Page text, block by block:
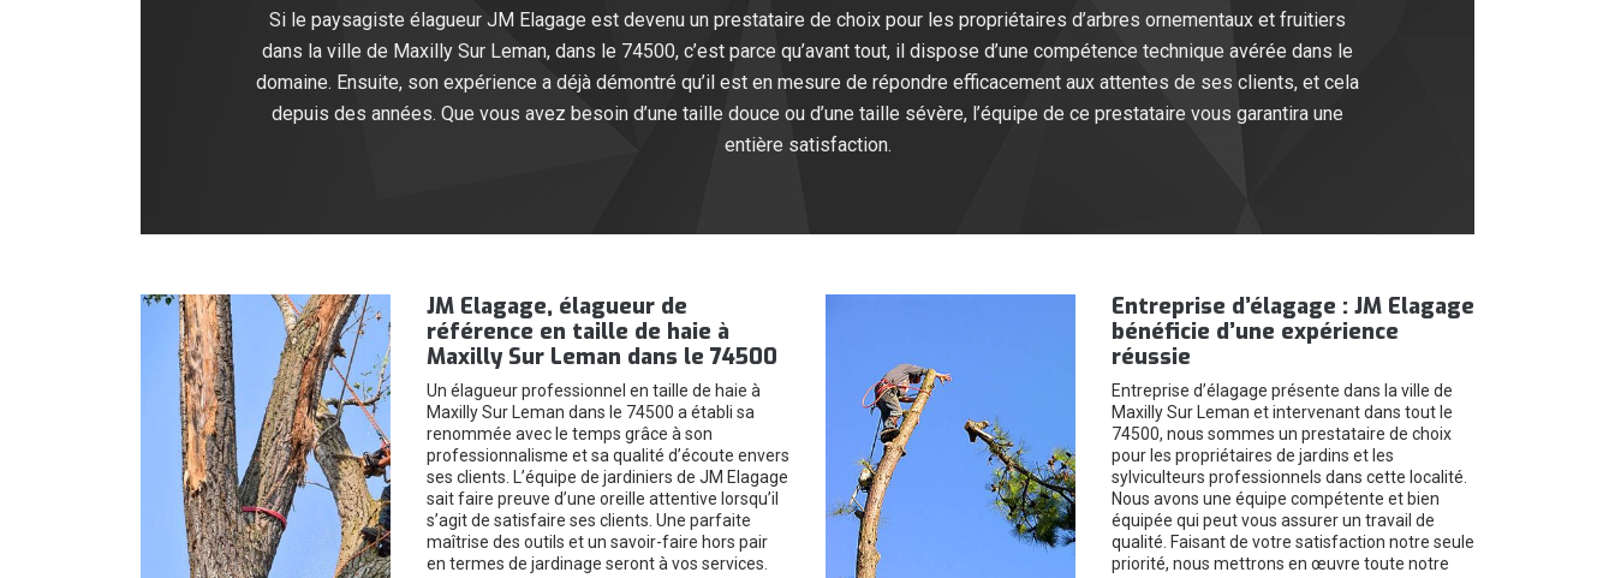
Si le paysagiste élagueur JM Elagage est devenu un prestataire de choix pour les propriétaires d’arbres ornementaux et fruitiers
dans la ville de Maxilly Sur Leman, dans le 74500, c’est parce qu’avant tout, il dispose d’une compétence technique avérée dans le
domaine. Ensuite, son expérience a déjà démontré qu’il est en mesure de répondre efficacement aux attentes de ses clients, et cela
depuis des années. Que vous avez besoin d’une taille douce ou d’une taille sévère, l’équipe de ce prestataire vous garantira une
entière satisfaction.
JM Elagage, élagueur de
référence en taille de haie à
Maxilly Sur Leman dans le 74500
Un élagueur professionnel en taille de haie à
Maxilly Sur Leman dans le 74500 a établi sa
renommée avec le temps grâce à son
professionnalisme et sa qualité d’écoute envers
ses clients. L’équipe de jardiniers de JM Elagage
sait faire preuve d’une oreille attentive lorsqu’il
s’agit de satisfaire ses clients. Une parfaite
maîtrise des outils et un savoir-faire hors pair
en termes de jardinage seront à vos services.
Entreprise d’élagage : JM Elagage
bénéficie d’une expérience
réussie
Entreprise d’élagage présente dans la ville de
Maxilly Sur Leman et intervenant dans tout le
74500, nous sommes un prestataire de choix
pour les propriétaires de jardins et les
sylviculteurs professionnels dans cette localité.
Nous avons une équipe compétente et bien
équipée qui peut vous assurer un travail de
qualité. Faisant de votre satisfaction notre seule
priorité, nous mettrons en œuvre toute notre